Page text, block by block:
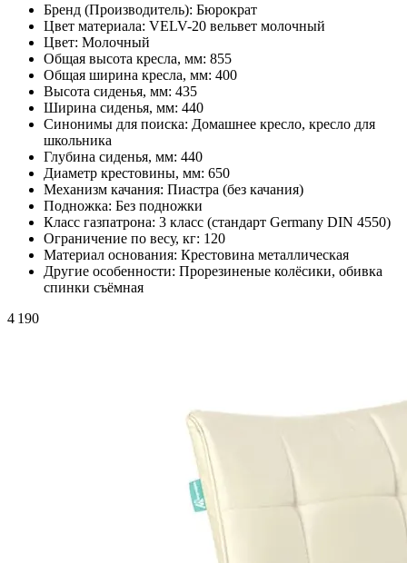
Бренд (Производитель): Бюрократ
Цвет материала: VELV-20 вельвет молочный
Цвет: Молочный
Общая высота кресла, мм: 855
Общая ширина кресла, мм: 400
Высота сиденья, мм: 435
Ширина сиденья, мм: 440
Синонимы для поиска: Домашнее кресло, кресло для
школьника
Глубина сиденья, мм: 440
Диаметр крестовины, мм: 650
Механизм качания: Пиастра (без качания)
Подножка: Без подножки
Класс газпатрона: 3 класс (стандарт Germany DIN 4550)
Ограничение по весу, кг: 120
Материал основания: Крестовина металлическая
Другие особенности: Прорезиненые колёсики, обивка
спинки съёмная
4 190